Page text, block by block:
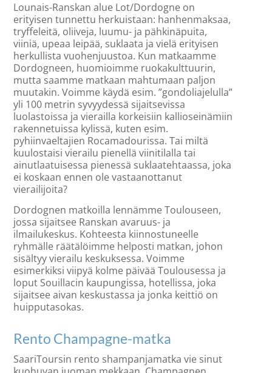
Lounais-Ranskan alue Lot/Dordogne on
erityisen tunnettu herkuistaan: hanhenmaksaa,
tryffeleitä, oliiveja, luumu- ja pähkinäpuita,
viiniä, upeaa leipää, suklaata ja vielä erityisen
herkullista vuohenjuustoa. Kun matkaamme
Dordogneen, huomioimme ruokakulttuurin,
mutta saamme matkaan mahtumaan paljon
muutakin. Voimme käydä esim. ”gondoliajelulla”
yli 100 metrin syvyydessä sijaitsevissa
luolastoissa ja vierailla korkeisiin kallioseinämiin
rakennetuissa kylissä, kuten esim.
pyhiinvaeltajien Rocamadourissa. Tai miltä
kuulostaisi vierailu pienellä viinitilalla tai
ainutlaatuisessa pienessä suklaatehtaassa, joka
ei koskaan ennen ole vastaanottanut
vierailijoita?
Dordognen matkoilla lennämme Toulouseen,
jossa sijaitsee Ranskan avaruus- ja
ilmailukeskus. Kohteesta kiinnostuneelle
ryhmälle räätälöimme helposti matkan, johon
sisältyy vierailu keskuksessa. Voimme
esimerkiksi viipyä kolme päivää Toulousessa ja
loput Souillacin kaupungissa, hotellissa, joka
sijaitsee aivan keskustassa ja jonka keittiö on
huipputasokas.
Rento Champagne-matka
SaariToursin rento shampanjamatka vie sinut